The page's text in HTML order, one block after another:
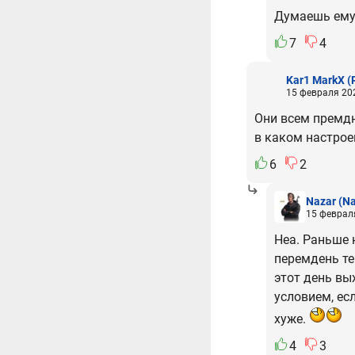
Думаешь
7
4
Kar1 MarkX
15 февраля
Они всем
в каком
6
2
Nazar
15
Неа. Раньше
перемдень
этот день
условием,
хуже.
4
3